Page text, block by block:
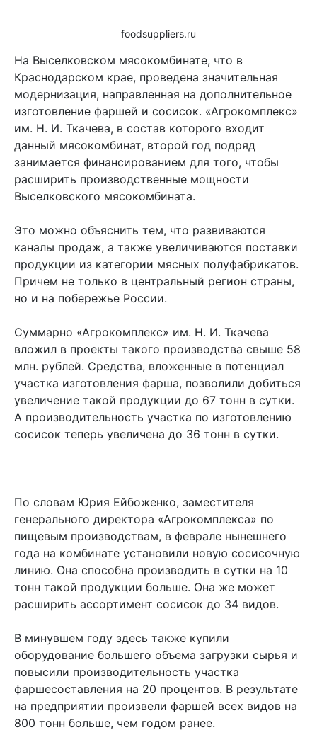
foodsuppliers.ru
На Выселковском мясокомбинате, что в
Краснодарском крае, проведена значительная
модернизация, направленная на дополнительное
изготовление фаршей и сосисок. «Агрокомплекс»
им. Н. И. Ткачева, в состав которого входит
данный мясокомбинат, второй год подряд
занимается финансированием для того, чтобы
расширить производственные мощности
Выселковского мясокомбината.
Это можно объяснить тем, что развиваются
каналы продаж, а также увеличиваются поставки
продукции из категории мясных полуфабрикатов.
Причем не только в центральный регион страны,
но и на побережье России.
Суммарно «Агрокомплекс» им. Н. И. Ткачева
вложил в проекты такого производства свыше 58
млн. рублей. Средства, вложенные в потенциал
участка изготовления фарша, позволили добиться
увеличение такой продукции до 67 тонн в сутки.
А производительность участка по изготовлению
сосисок теперь увеличена до 36 тонн в сутки.
По словам Юрия Ейбоженко, заместителя
генерального директора «Агрокомплекса» по
пищевым производствам, в феврале нынешнего
года на комбинате установили новую сосисочную
линию. Она способна производить в сутки на 10
тонн такой продукции больше. Она же может
расширить ассортимент сосисок до 34 видов.
В минувшем году здесь также купили
оборудование большего объема загрузки сырья и
повысили производительность участка
фаршесоставления на 20 процентов. В результате
на предприятии произвели фаршей всех видов на
800 тонн больше, чем годом ранее.